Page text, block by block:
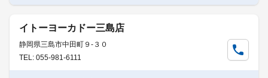
イトーヨーカドー三島店
静岡県三島市中田町９-３０
TEL: 055-981-6111